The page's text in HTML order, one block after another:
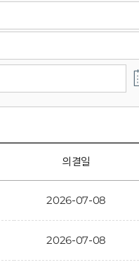
의결일
2026-07-08
2026-07-08